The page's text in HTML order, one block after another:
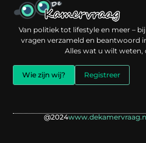
Van politiek tot lifestyle en meer –
vragen verzameld en beantwoord
Alles wat u wilt weten,
Wie zijn wij? Registreer
@2024